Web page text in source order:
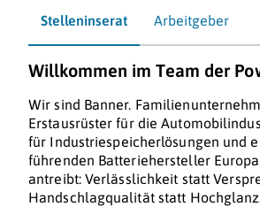
Stelleninserat Arbeitgeber
Willkommen im Team der
Wir sind Banner.
Erstausrüster für die
für Industriespeicherlösungen und
führenden Batteriehersteller
antreibt: Verlässlichkeit statt
Handschlagqualität statt